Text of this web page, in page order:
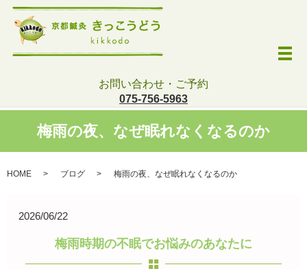
お問い合わせ・ご予約
075-756-5963
メ
梅雨の夜、なぜ眠れなくなるのか
HOME ブログ 梅雨の夜、なぜ眠れなくなるのか
2026/06/22
梅雨時期の不眠でお悩みのあなたに